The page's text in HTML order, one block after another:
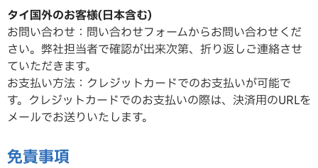
タイ国外のお客様(日本含む)
お問い合わせ：問い合わせフォームからお問い合わせくだ
さい。弊社担当者で確認が出来次第、折り返しご連絡させ
ていただきます。
お支払い方法：クレジットカードでのお支払いが可能で
す。クレジットカードでのお支払いの際は、決済用のURLを
メールでお送りいたします。
免責事項